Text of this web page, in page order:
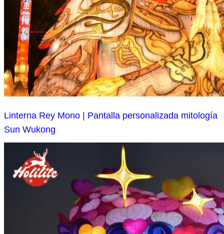
Linterna Rey Mono | Pantalla personalizada mitología
Sun Wukong